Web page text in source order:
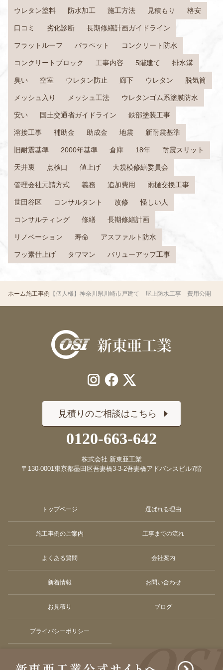
ウレタン塗料 防水加工 施工方法 見積もり 格安
口コミ 劣化診断 長期修繕計画ガイドライン
フラットルーフ パラペット コンクリート防水
コンクリートブロック 工事内容 5階建て 排水溝
臭い 空室 ウレタン防止 廊下 ウレタン 脱気筒
メッシュ入り メッシュ工法 ウレタンゴム系塗膜防水
安い 国土交通省ガイドライン 鉄部塗装工事
溶接工事 補助金 助成金 地震 新耐震基準
旧耐震基準 2000年基準 倉庫 18年 耐震スリット
天井裏 点検口 値上げ 大規模修繕委員会
管理会社元請方式 義務 追加費用 雨樋交換工事
世田谷区 コンサルタント 改修 怪しい人
コンサルティング 修繕 長期修繕計画
リノベーション 寿命 アスファルト防水
フッ素仕上げ タワマン バリューアップ工事
ホーム施工事例 【個人様】神奈川県川崎市戸建て 屋上防水工事 費用公開
見積りのご相談はこちら
0120-663-642
株式会社 新東亜工業
〒130-0001東京都墨田区吾妻橋3-3-2吾妻橋アドバンスビル7階
トップページ 選ばれる理由
施工事例のご案内 工事までの流れ
よくある質問 会社案内
新着情報 お問い合わせ
お見積り ブログ
プライバシーポリシー